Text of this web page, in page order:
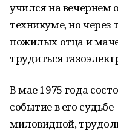
учился на вечернем
техникуме, но через
пожилых отца и
трудиться
В мае 1975 года
событие в его
миловидной,